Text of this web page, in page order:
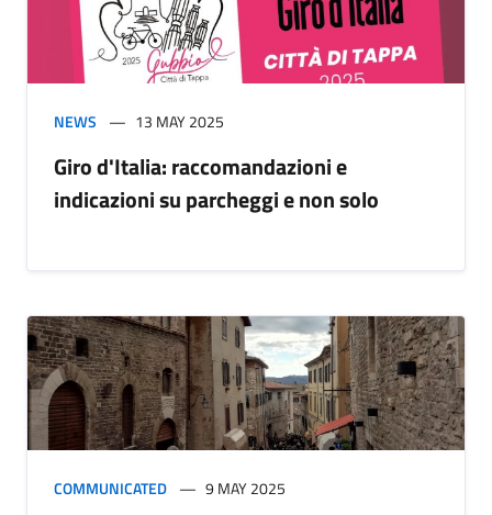
NEWS 13 MAY 2025
Giro d'Italia: raccomandazioni e
indicazioni su parcheggi e non solo
COMMUNICATED 9 MAY 2025